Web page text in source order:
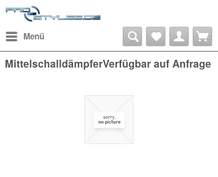
Menü
MittelschalldämpferVerfügbar auf Anfrage